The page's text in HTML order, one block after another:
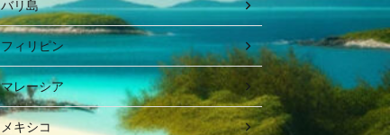
バリ島
フィリピン
マレーシア
メキシコ